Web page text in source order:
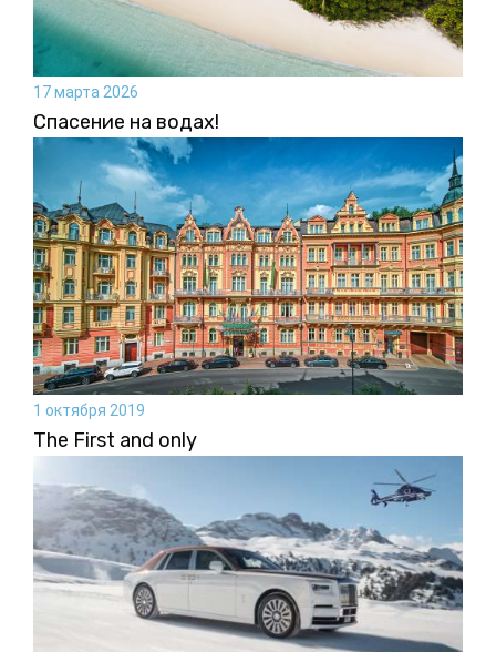
17 марта 2026
Спасение на водах!
1 октября 2019
The First and only